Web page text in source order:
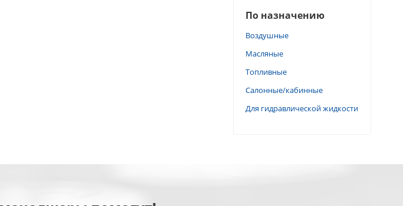
По назначению
Воздушные
Масляные
Топливные
Салонные/кабинные
Для гидравлической жидкости